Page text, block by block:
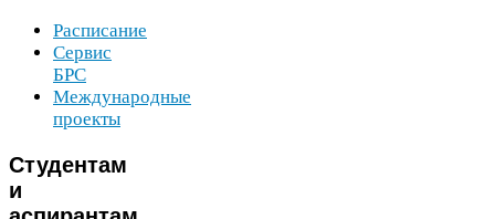
Расписание
Сервис
БРС
Международные
проекты
Студентам
и